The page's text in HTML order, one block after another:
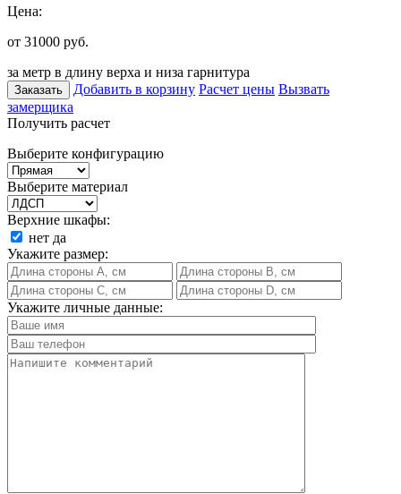
Цена:
от 31000 руб.
за метр в длину верха и низа гарнитура
Заказать Добавить в корзину Расчет цены Вызвать
замерщика
Получить расчет
Выберите конфигурацию
Выберите материал
Верхние шкафы:
нет да
Укажите размер:
Укажите личные данные: